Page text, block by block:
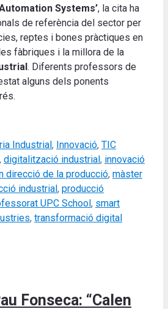
Systems’, la cita ha
de referència del sector per
reptes i bones pràctiques en
fàbriques i la millora de la
. Diferents professors de
alguns dels ponents
Industrial, Innovació, TICTags
, digitalització industrial, innovació
direcció de la producció, màster
industrial, producció
UPC School, smart
, transformació digital
Fonseca: “Calen